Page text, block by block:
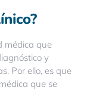
médica que
y
Por ello, es que
que se